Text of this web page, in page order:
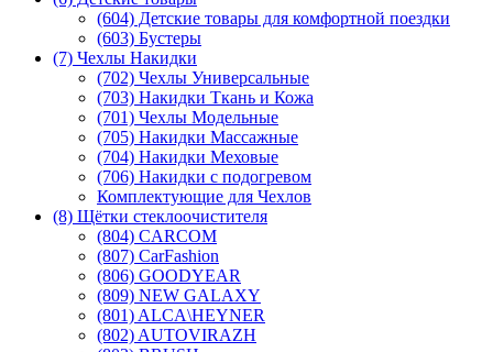
(604) Детские товары для комфортной поездки
(603) Бустеры
(7) Чехлы Накидки
(702) Чехлы Универсальные
(703) Накидки Ткань и Кожа
(701) Чехлы Модельные
(705) Накидки Массажные
(704) Накидки Меховые
(706) Накидки с подогревом
Комплектующие для Чехлов
(8) Щётки стеклоочистителя
(804) CARCOM
(807) CarFashion
(806) GOODYEAR
(809) NEW GALAXY
(801) ALCA\HEYNER
(802) AUTOVIRAZH